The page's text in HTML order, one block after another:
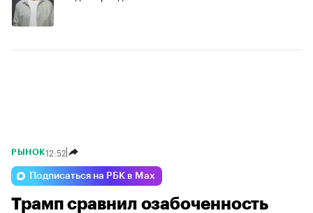
РЫНОК12:52
Подписаться на РБК в Max
Трамп сравнил озабоченность